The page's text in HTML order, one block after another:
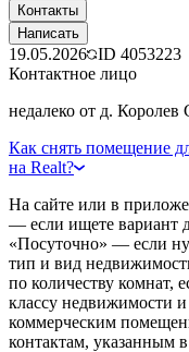
Контакты
Написать
19.05.2026 ID 4053223
Контактное лицо
недалеко от д.
Как снять помещение
на Realt?
На сайте или в
— если ищете вариант
«Посуточно» — если
тип и вид
по количеству комнат,
классу недвижимости
коммерческим
контактам, указанным